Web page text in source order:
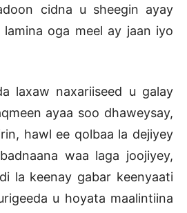
cidna u sheegin ayay
oga meel ay jaan iyo
laxaw naxariiseed u galay
ayaa soo dhaweysay,
hawl ee qolbaa la dejiyey
waa laga joojiyey,
la keenay gabar keenyaati
u hoyata maalintiina